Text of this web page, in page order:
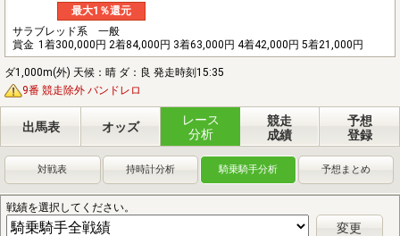
最大1％還元
サラブレッド系 一般
賞金 1着300,000円 2着84,000円 3着63,000円 4着42,000円 5着21,000円
ダ1,000m(外) 天候：晴 ダ：良 発走時刻15:35
9番 競走除外 バンドレロ
出馬表 オッズ
レース
分析
競走
成績
予想
登録
対戦表 持時計分析 騎乗騎手分析 予想まとめ
戦績を選択してください。
変更